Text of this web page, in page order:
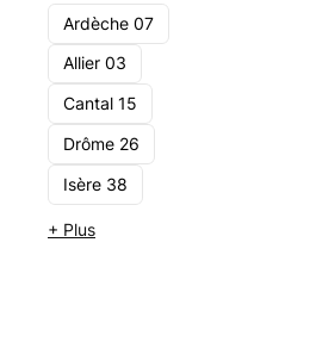
Ardèche 07
Allier 03
Cantal 15
Drôme 26
Isère 38
+ Plus